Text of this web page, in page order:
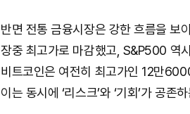
반면 전통 금융시장은 강한 흐름을 보
장중 최고가로 마감했고, S&P500 역
비트코인은 여전히 최고가인 12만
이는 동시에 ‘리스크’와 ‘기회’가 공존